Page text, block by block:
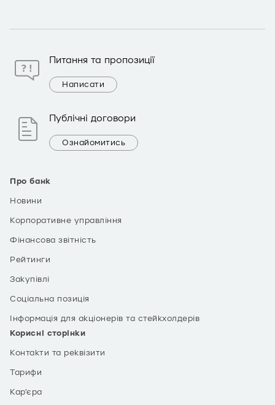
Про банк
Новини
Корпоративне управління
Фінансова звітність
Рейтинги
Закупівлі
Соціальна позиція
Інформація для акціонерів та стейкхолдерів
Корисні сторінки
Контакти та реквізити
Тарифи
Кар’єра
Питання та пропозиції
Написати
Публічні договори
Ознайомитись